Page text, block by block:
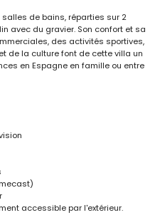
de bains, réparties sur 2
avec du gravier. Son confort et sa
des activités sportives,
de la culture font de cette villa un
en Espagne en famille ou entre
accessible par l'extérieur.